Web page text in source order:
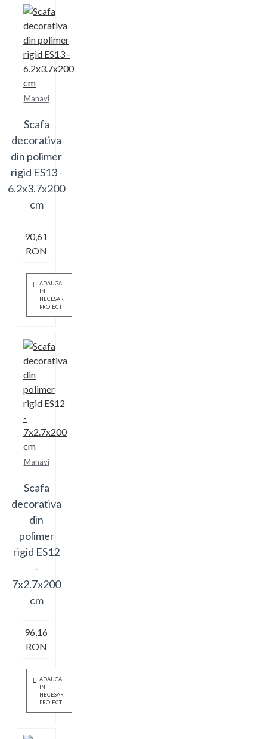
Manavi
Scafa
decorativa
din polimer
rigid ES13 -
6.2x3.7x200
cm
90,61
RON
ADAUGA
IN
NECESAR
PROIECT
Manavi
Scafa
decorativa
din
polimer
rigid ES12
-
7x2.7x200
cm
96,16
RON
ADAUGA
IN
NECESAR
PROIECT